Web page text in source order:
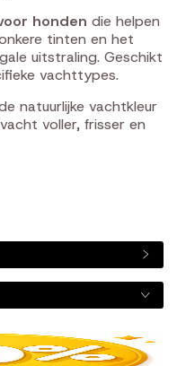
honden die helpen
tinten en het
uitstraling. Geschikt
vachttypes.
natuurlijke vachtkleur
voller, frisser en